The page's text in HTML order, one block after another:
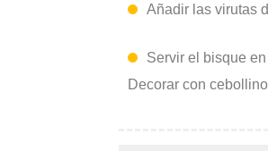
Añadir las virutas
Servir el bisque
Decorar con